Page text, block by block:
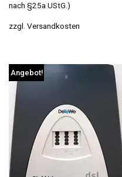
nach §25a UStG.)
zzgl. Versandkosten
Angebot!